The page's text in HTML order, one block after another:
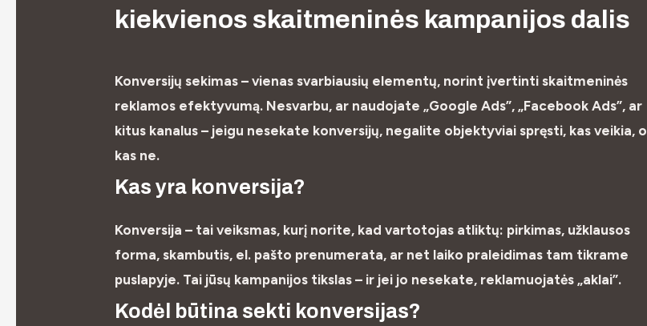
kiekvienos skaitmeninės kampanijos dalis
Konversijų sekimas – vienas svarbiausių elementų, norint įvertinti skaitmeninės
reklamos efektyvumą. Nesvarbu, ar naudojate „Google Ads”, „Facebook Ads”, ar
kitus kanalus – jeigu nesekate konversijų, negalite objektyviai spręsti, kas veikia, o
kas ne.
Kas yra konversija?
Konversija – tai veiksmas, kurį norite, kad vartotojas atliktų: pirkimas, užklausos
forma, skambutis, el. pašto prenumerata, ar net laiko praleidimas tam tikrame
puslapyje. Tai jūsų kampanijos tikslas – ir jei jo nesekate, reklamuojatės „aklai”.
Kodėl būtina sekti konversijas?